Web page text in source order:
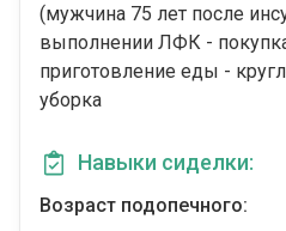
(мужчина 75 лет после
выполнении ЛФК -
приготовление еды -
уборка
Навыки сиделки:
Возраст подопечного: